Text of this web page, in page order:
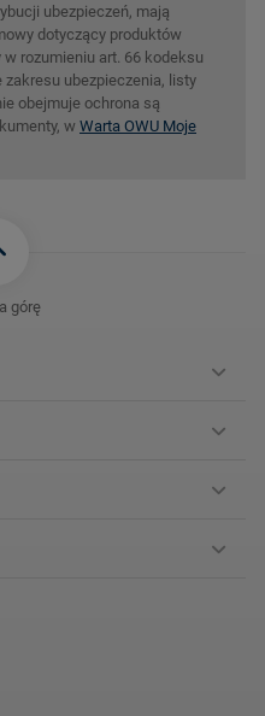
ubezpieczeń, mają
dotyczący produktów
rozumieniu art. 66 kodeksu
zakresu ubezpieczenia, listy
obejmuje ochrona są
w Warta OWU Moje
górę